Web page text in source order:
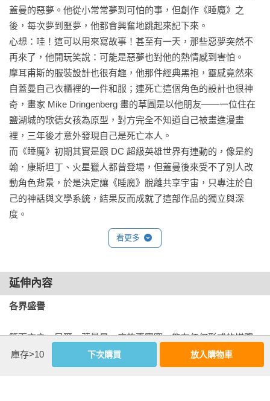
死亡：你人生的璀璨時光
死亡的人命相談室
極短篇：冬天的故事、死亡與威尼斯、摩天輪
關鍵故事：她羽翼的聲響、面具
蓋曼的惡夢。他從小常常夢到可怕的事，但創作《睡魔》之
後，每次夢到噩夢，他都會興奮地跳起來記下來。
心想：哇！這可以用來寫故事！甚至有一天，那些惡夢突然不
再來了，他開玩笑說：可能是惡夢也對他的熱情感到害怕。
摩耳甫斯的服裝設計也很有趣，他那件經典黑袍，靈感竟然來
自蓋曼自己衣櫃裡的一件和服；連死亡這個角色的設計也很神
奇，畫家 Mike Dringenberg 畫的草圖是以他朋友——一位住在
鹽湖城的歌德女孩為原型，對方完全不知道自己被畫進漫畫
裡，三年後才意外發現自己是死亡本人。
而《睡魔》初期其實是跟 DC 超級英雄世界有連動的，像是約
翰．康斯坦丁、火星獵人都曾登場，但蓋曼後來受不了別人改
動角色背景，於是決定讓《睡魔》脫離共享宇宙，只專注於自
己的神話與文學系統，結果反而成就了這部作品的獨立與深
度。
看更多
延伸內容
各界盛譽
簡而言之，尼爾．蓋曼是一座故事寶窟，能在任何形式的媒體
上看到他的作品，都是我們的福氣。
——史蒂芬．金（Stephen King）
庫存>10 下次購買 放入購物車